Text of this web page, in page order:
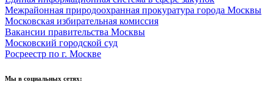
Межрайонная природоохранная прокуратура города Москвы
Московская избирательная комиссия
Вакансии правительства Москвы
Московский городской суд
Росреестр по г. Москве
Мы в социальных сетях: